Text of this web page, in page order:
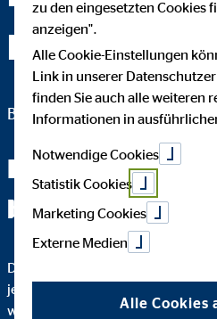
Nürnberg
Bezirksleiter für die OVB
Fachchinesisch
bei mir nicht
Das wichtigste an einer guten
jeden Schritt verstehen. Darum
warum ich eine bestimmte
zu den eingesetzten Cookies
anzeigen".
Alle Cookie-Einstellungen
Link in unserer
finden Sie auch alle weiteren
Informationen in
Notwendige Cookies
Statistik Cookies
Marketing Cookies
Externe Medien
Alle Cookies